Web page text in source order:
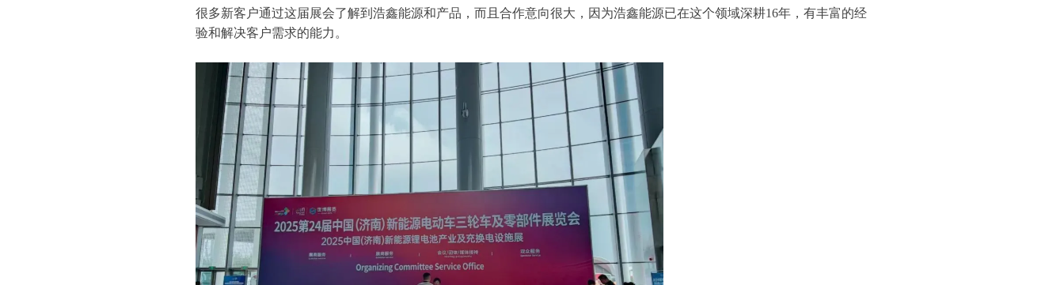
很多新客户通过这届展会了解到浩鑫能源和产品，而且合作意向很大，因为浩鑫能源已在这个领域深耕16年，有丰富的经
验和解决客户需求的能力。